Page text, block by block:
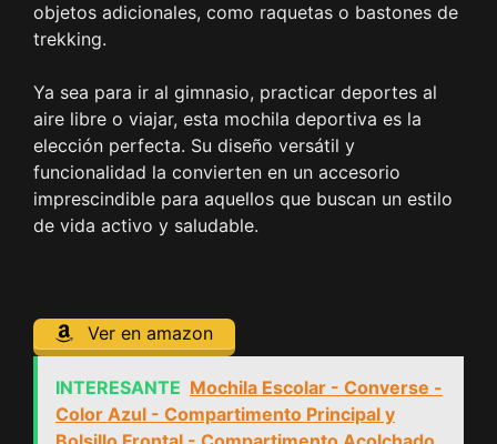
objetos adicionales, como raquetas o bastones de
trekking.
Ya sea para ir al gimnasio, practicar deportes al
aire libre o viajar, esta mochila deportiva es la
elección perfecta. Su diseño versátil y
funcionalidad la convierten en un accesorio
imprescindible para aquellos que buscan un estilo
de vida activo y saludable.
Ver en amazon
INTERESANTE Mochila Escolar - Converse -
Color Azul - Compartimento Principal y